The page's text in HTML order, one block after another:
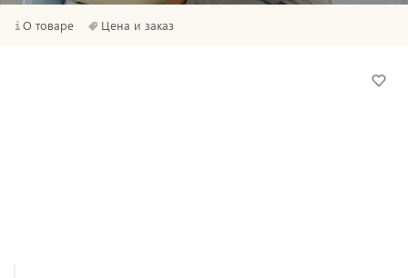
О товаре Цена и заказ